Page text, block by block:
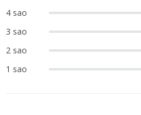
4 sao
3 sao
2 sao
1 sao